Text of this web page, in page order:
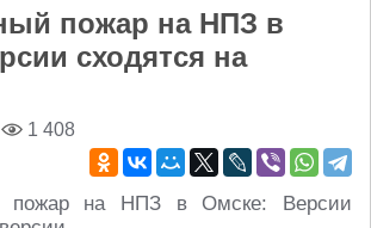
пожар на НПЗ в
сходятся на
1 408